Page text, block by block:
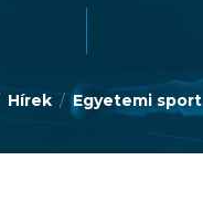
Hírek Egyetemi sport